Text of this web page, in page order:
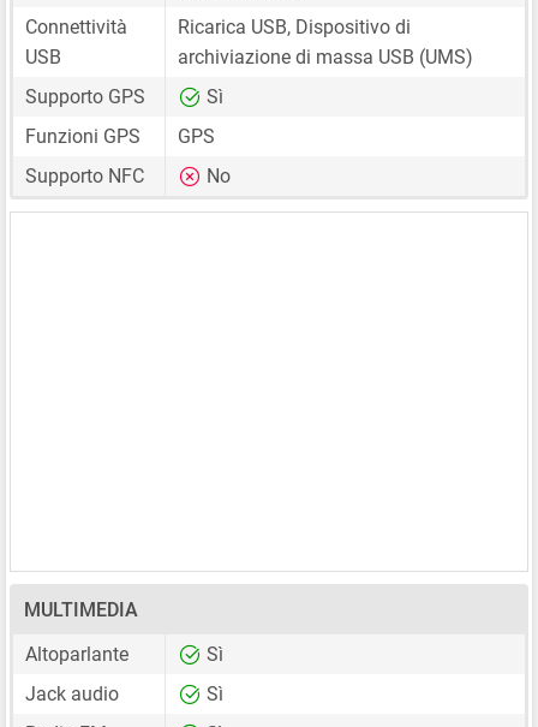
Connettività
USB
Ricarica USB, Dispositivo di
archiviazione di massa USB (UMS)
Supporto GPS
Sì
Funzioni GPS
GPS
Supporto NFC
No
MULTIMEDIA
Altoparlante
Sì
Jack audio
Sì